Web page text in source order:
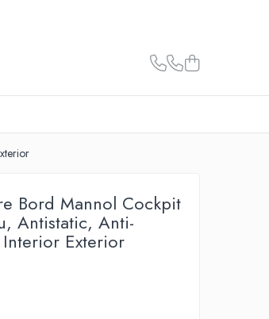
Bord Mannol Cockpit
Antistatic, Anti-
Exterior